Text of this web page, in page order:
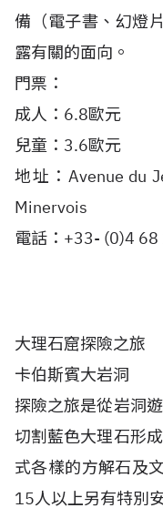
備（電子書、幻燈
露有關的面向。
門票：
成人：6.8歐元
兒童：3.6歐元
地址：Avenue du
Minervois
電話：+33- (0)4
大理石窟探險之旅
卡伯斯賓大岩洞
探險之旅是從岩洞
切割藍色大理石形
式各樣的方解石及
15人以上另有特別